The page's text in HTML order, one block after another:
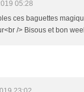
05:28
ces baguettes
/> Bisous et bon